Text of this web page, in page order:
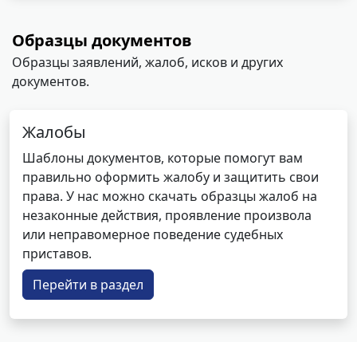
Образцы документов
Образцы заявлений, жалоб, исков и других
документов.
Жалобы
Шаблоны документов, которые помогут вам
правильно оформить жалобу и защитить свои
права. У нас можно скачать образцы жалоб на
незаконные действия, проявление произвола
или неправомерное поведение судебных
приставов.
Перейти в раздел